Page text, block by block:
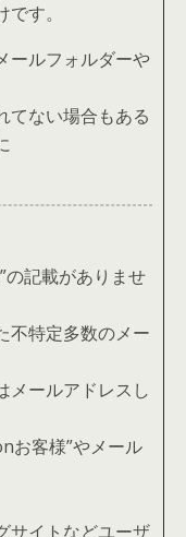
す。
ールフォルダーや
てない場合もある
の記載がありませ
不特定多数のメー
メールアドレスし
お客様”やメール
サイトなどユーザ